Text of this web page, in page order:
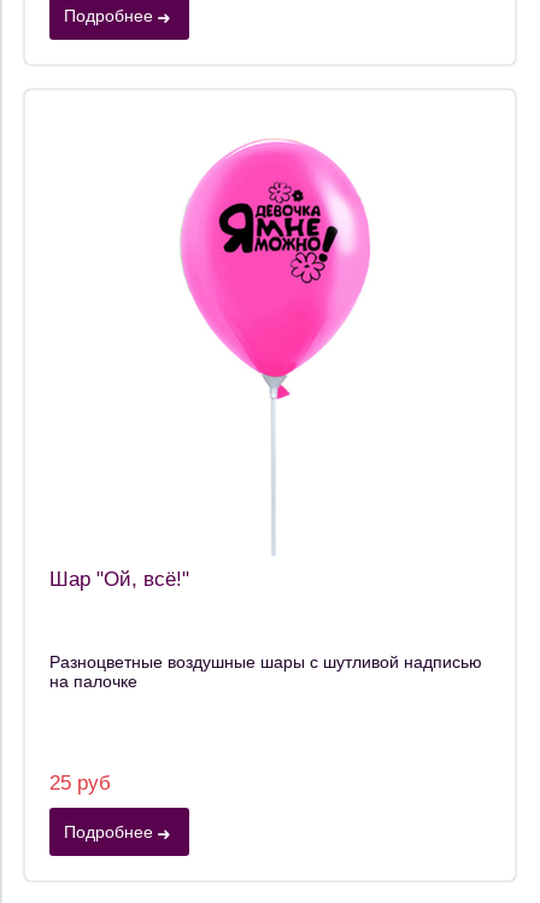
Подробнее
Шар "Ой, всё!"
Разноцветные воздушные шары с шутливой надписью
на палочке
25 руб
Подробнее